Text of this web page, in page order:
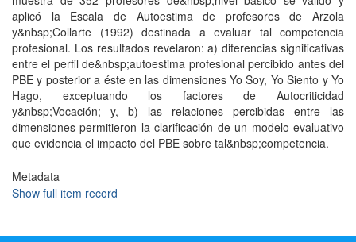
aplicó la Escala de Autoestima de profesores de Arzola
y&nbsp;Collarte (1992) destinada a evaluar tal competencia
profesional. Los resultados revelaron: a) diferencias significativas
entre el perfil de&nbsp;autoestima profesional percibido antes del
PBE y posterior a éste en las dimensiones Yo Soy, Yo Siento y Yo
Hago, exceptuando los factores de Autocriticidad
y&nbsp;Vocación; y, b) las relaciones percibidas entre las
dimensiones permitieron la clarificación de un modelo evaluativo
que evidencia el impacto del PBE sobre tal&nbsp;competencia.
Metadata
Show full item record